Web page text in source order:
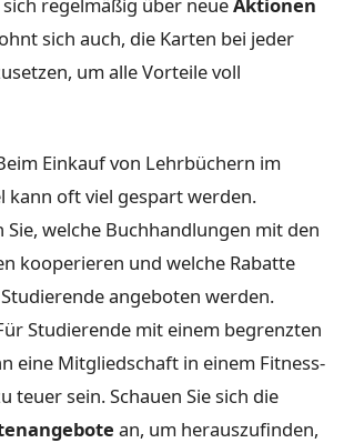
sich auch, die Karten bei jeder
um alle Vorteile voll
Einkauf von Lehrbüchern im
kann oft viel gespart werden.
welche Buchhandlungen mit den
kooperieren und welche Rabatte
angeboten werden.
Studierende mit einem begrenzten
eine Mitgliedschaft in einem Fitness-
teuer sein. Schauen Sie sich die
an, um herauszufinden,